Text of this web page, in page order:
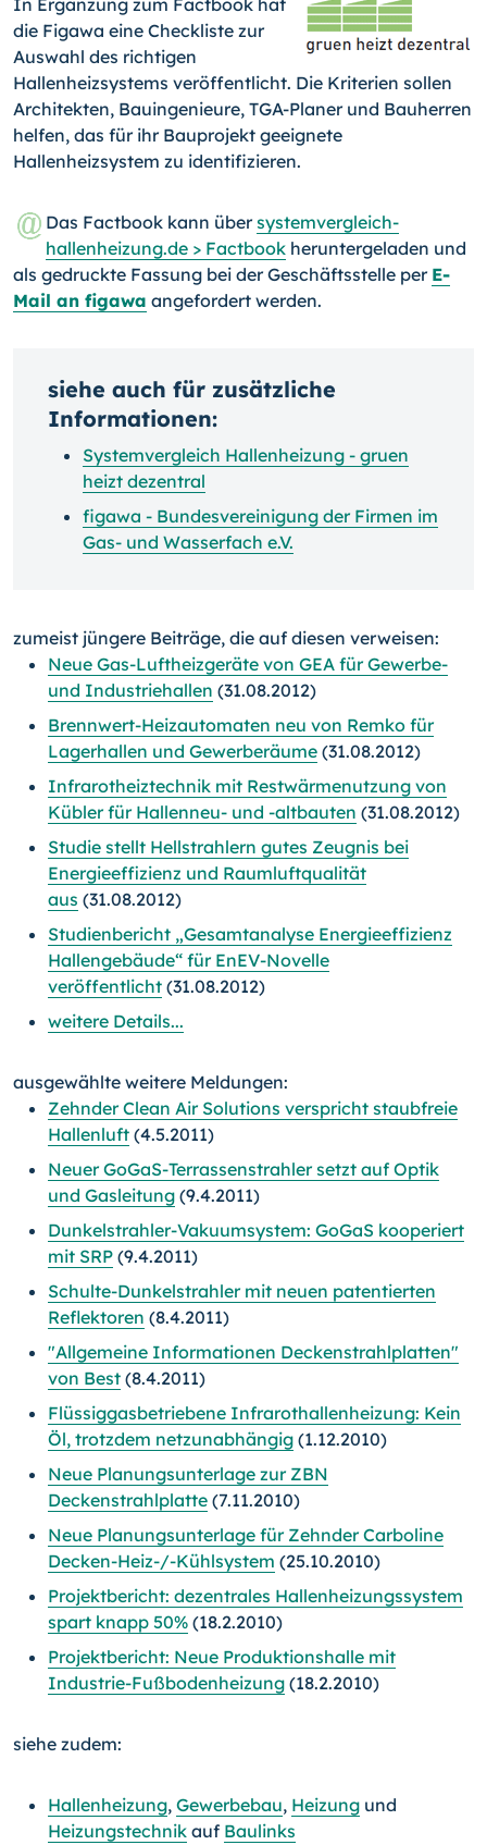
In Ergänzung zum Factbook hat
die Figawa eine Checkliste zur
Auswahl des richtigen
Hallenheizsystems veröffentlicht. Die Kriterien sollen
Architekten, Bauingenieure, TGA-Planer und Bauherren
helfen, das für ihr Bauprojekt geeignete
Hallenheizsystem zu identifizieren.
Das Factbook kann übersystemvergleich-
hallenheizung.de > Factbook heruntergeladen und
als gedruckte Fassung bei der Geschäftsstelle per E-
Mail an figawa angefordert werden.
siehe auch für zusätzliche
Informationen:
Systemvergleich Hallenheizung - gruen
heizt dezentral
figawa - Bundesvereinigung der Firmen im
Gas- und Wasserfach e.V.
zumeist jüngere Beiträge, die auf diesen verweisen:
Neue Gas-Luftheizgeräte von GEA für Gewerbe-
und Industriehallen (31.08.2012)
Brennwert-Heizautomaten neu von Remko für
Lagerhallen und Gewerberäume (31.08.2012)
Infrarotheiztechnik mit Restwärmenutzung von
Kübler für Hallenneu- und -altbauten (31.08.2012)
Studie stellt Hellstrahlern gutes Zeugnis bei
Energieeffizienz und Raumluftqualität
aus (31.08.2012)
Studienbericht „Gesamtanalyse Energieeffizienz
Hallengebäude“ für EnEV-Novelle
veröffentlicht (31.08.2012)
weitere Details...
ausgewählte weitere Meldungen:
Zehnder Clean Air Solutions verspricht staubfreie
Hallenluft (4.5.2011)
Neuer GoGaS-Terrassenstrahler setzt auf Optik
und Gasleitung (9.4.2011)
Dunkelstrahler-Vakuumsystem: GoGaS kooperiert
mit SRP (9.4.2011)
Schulte-Dunkelstrahler mit neuen patentierten
Reflektoren (8.4.2011)
"Allgemeine Informationen Deckenstrahlplatten"
von Best (8.4.2011)
Flüssiggasbetriebene Infrarothallenheizung: Kein
Öl, trotzdem netzunabhängig (1.12.2010)
Neue Planungsunterlage zur ZBN
Deckenstrahlplatte (7.11.2010)
Neue Planungsunterlage für Zehnder Carboline
Decken-Heiz-/-Kühlsystem (25.10.2010)
Projektbericht: dezentrales Hallenheizungssystem
spart knapp 50% (18.2.2010)
Projektbericht: Neue Produktionshalle mit
Industrie-Fußbodenheizung (18.2.2010)
siehe zudem:
Hallenheizung, Gewerbebau, Heizung und
Heizungstechnik auf Baulinks